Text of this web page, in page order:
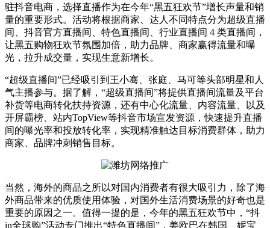
驻抖音电商，选择直播作为在今年“黑五狂欢节”增长声量和销
量的重要形式。活动将根据商家、达人不同特点分为超级直播
间、抖音官方直播间、特色直播间、行业直播间 4 类直播间，
让黑五购物狂欢节氛围加倍，助力品牌、商家赢得流量和曝
光，拉升成交量，实现生意新增长。
“超级直播间”已经吸引到王小骞、张庭、马可等头部明星和人
气主播参与。据了解，“超级直播间”将提供直播间流量及平台
补货等电商转化扶持资源，还有中心化流量、内容流量、以及
开屏霸榜、站内TopView等抖音市场宣发资源，快速提升直播
间的曝光率和投放转化率，实现精准触达目标消费群体，助力
商家、品牌冲刺销售目标。
当然，海外的商品之所以对国内消费者有很大吸引力，除了海
外商品带来的优质使用体验，对国外生活消费场景的好奇也是
重要的原因之一。值得一提的是，今年的黑五狂欢节中，“抖
in全球购”活动专门推出“特色直播间”，姜欧巴在韩国、妮宝